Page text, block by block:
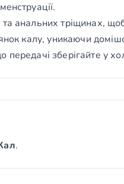
анальних тріщинах,
калу, уникаючи
зберігайте у
.